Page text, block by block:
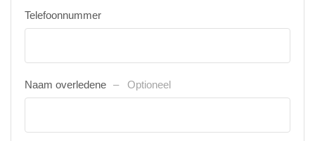
Telefoonnummer
Naam overledene Optioneel